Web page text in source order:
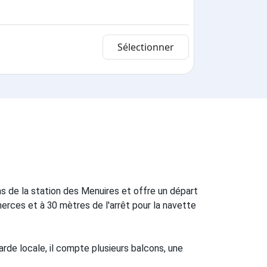
Sélectionner
de la station des Menuires et offre un départ
et à 30 mètres de l'arrêt pour la navette
locale, il compte plusieurs balcons, une